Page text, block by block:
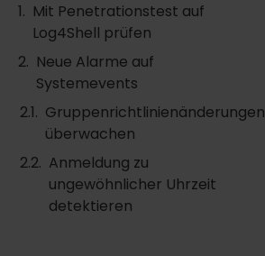
Mit Penetrationstest auf
Log4Shell prüfen
Neue Alarme auf
Systemevents
Gruppenrichtlinienänderungen
überwachen
Anmeldung zu
ungewöhnlicher Uhrzeit
detektieren